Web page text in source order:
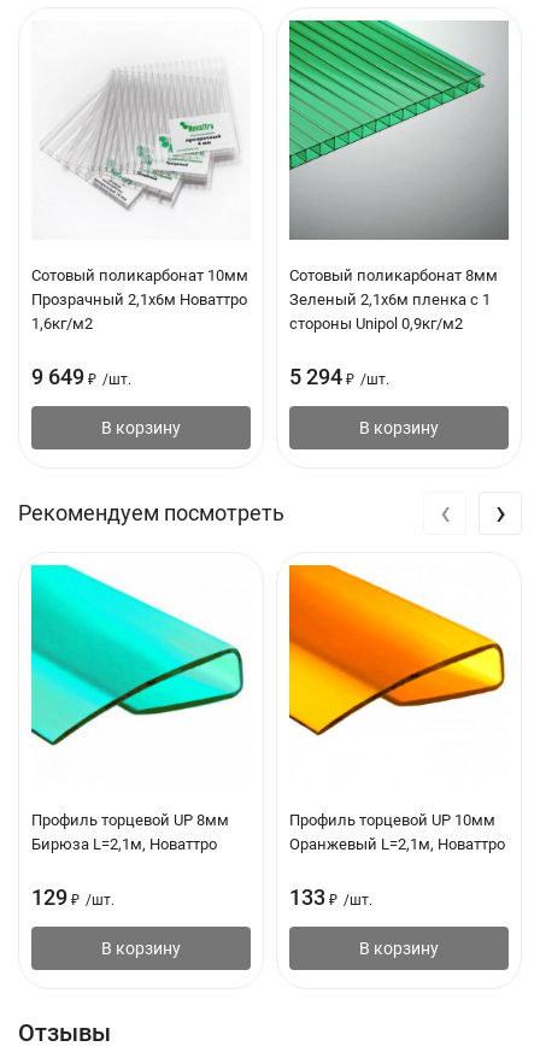
Сотовый поликарбонат 10мм
Прозрачный 2,1х6м Новаттро
1,6кг/м2
9 649 ₽ /шт.
В корзину
Сотовый поликарбонат 8мм
Зеленый 2,1х6м пленка с 1
стороны Unipol 0,9кг/м2
5 294 ₽ /шт.
В корзину
Рекомендуем посмотреть
Профиль торцевой UP 8мм
Бирюза L=2,1м, Новаттро
129 ₽ /шт.
В корзину
Профиль торцевой UP 10мм
Оранжевый L=2,1м, Новаттро
133 ₽ /шт.
В корзину
‹ ›
Отзывы